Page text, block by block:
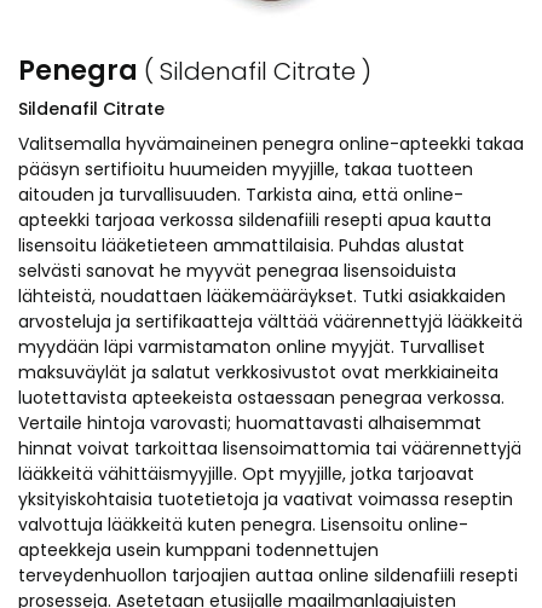
Penegra ( Sildenafil Citrate )
Sildenafil Citrate
Valitsemalla hyvämaineinen penegra online-apteekki takaa
pääsyn sertifioitu huumeiden myyjille, takaa tuotteen
aitouden ja turvallisuuden. Tarkista aina, että online-
apteekki tarjoaa verkossa sildenafiili resepti apua kautta
lisensoitu lääketieteen ammattilaisia. Puhdas alustat
selvästi sanovat he myyvät penegraa lisensoiduista
lähteistä, noudattaen lääkemääräykset. Tutki asiakkaiden
arvosteluja ja sertifikaatteja välttää väärennettyjä lääkkeitä
myydään läpi varmistamaton online myyjät. Turvalliset
maksuväylät ja salatut verkkosivustot ovat merkkiaineita
luotettavista apteekeista ostaessaan penegraa verkossa.
Vertaile hintoja varovasti; huomattavasti alhaisemmat
hinnat voivat tarkoittaa lisensoimattomia tai väärennettyjä
lääkkeitä vähittäismyyjille. Opt myyjille, jotka tarjoavat
yksityiskohtaisia tuotetietoja ja vaativat voimassa reseptin
valvottuja lääkkeitä kuten penegra. Lisensoitu online-
apteekkeja usein kumppani todennettujen
terveydenhuollon tarjoajien auttaa online sildenafiili resepti
prosesseja. Asetetaan etusijalle maailmanlaajuisten